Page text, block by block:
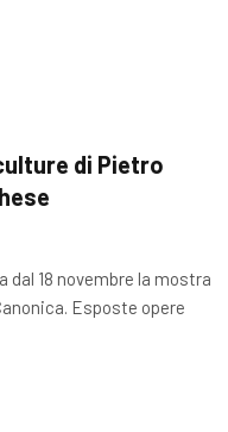
di Pietro
dal 18 novembre la mostra
Esposte opere